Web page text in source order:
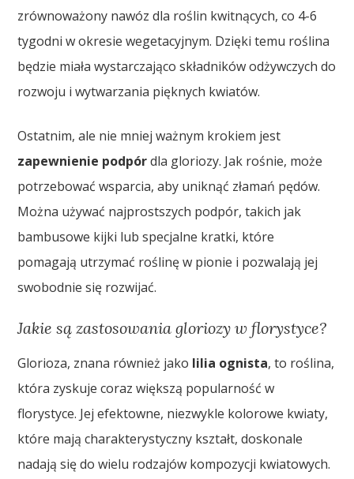
zrównoważony nawóz dla roślin kwitnących, co 4-6
tygodni w okresie wegetacyjnym. Dzięki temu roślina
będzie miała wystarczająco składników odżywczych do
rozwoju i wytwarzania pięknych kwiatów.
Ostatnim, ale nie mniej ważnym krokiem jest
zapewnienie podpórdla gloriozy. Jak rośnie, może
potrzebować wsparcia, aby uniknąć złamań pędów.
Można używać najprostszych podpór, takich jak
bambusowe kijki lub specjalne kratki, które
pomagają utrzymać roślinę w pionie i pozwalają jej
swobodnie się rozwijać.
Jakie są zastosowania gloriozy w florystyce?
Glorioza, znana również jako lilia ognista, to roślina,
która zyskuje coraz większą popularność w
florystyce. Jej efektowne, niezwykle kolorowe kwiaty,
które mają charakterystyczny kształt, doskonale
nadają się do wielu rodzajów kompozycji kwiatowych.